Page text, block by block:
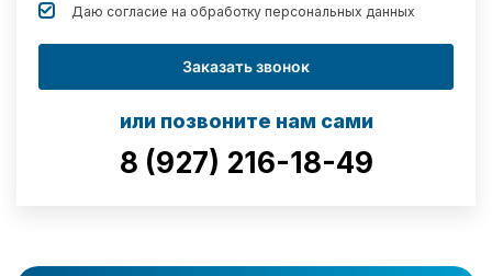
Даю согласие на обработку персональных данных
Заказать звонок
или позвоните нам сами
8 (927) 216-18-49